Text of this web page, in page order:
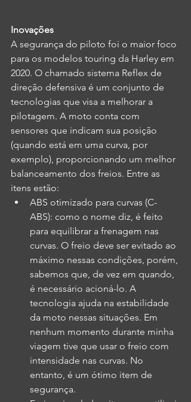
Inovações
A segurança do piloto foi o maior foco
para os modelos touring da Harley em
2020. O chamado sistema Reflex de
direção defensiva é um conjunto de
tecnologias que visa a melhorar a
pilotagem. A moto conta com
sensores que indicam sua posição
(quando está em uma curva, por
exemplo), proporcionando um melhor
balanceamento dos freios. Entre as
itens estão:
ABS otimizado para curvas (C-
ABS): como o nome diz, é feito
para equilibrar a frenagem nas
curvas. O freio deve ser evitado ao
máximo nessas condições, porém,
sabemos que, de vez em quando,
é necessário acioná-lo. A
tecnologia ajuda na estabilidade
da moto nessas situações. Em
nenhum momento durante minha
viagem tive que usar o freio com
intensidade nas curvas. No
entanto, é um ótimo item de
segurança.